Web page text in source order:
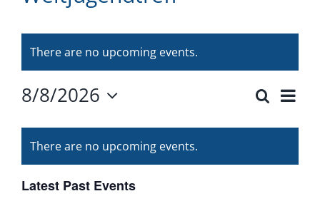
There are no upcoming events.
SearchMonth
8/8/2026
date.
Calendar
of
There are no upcoming events.
Latest Past Events